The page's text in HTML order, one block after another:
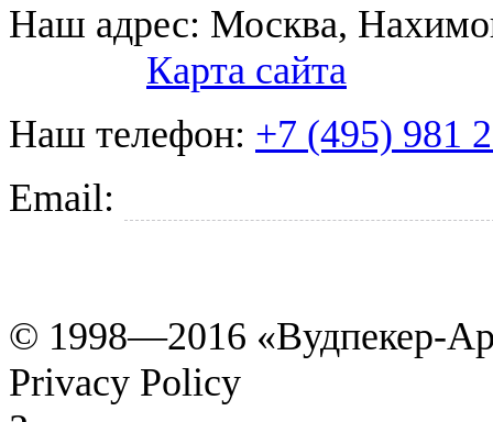
Наш адрес: Москва,
Карта сайта
Наш телефон: +7 (495) 981
Email:
© 1998—2016 «Вудпекер-
Privacy Policy